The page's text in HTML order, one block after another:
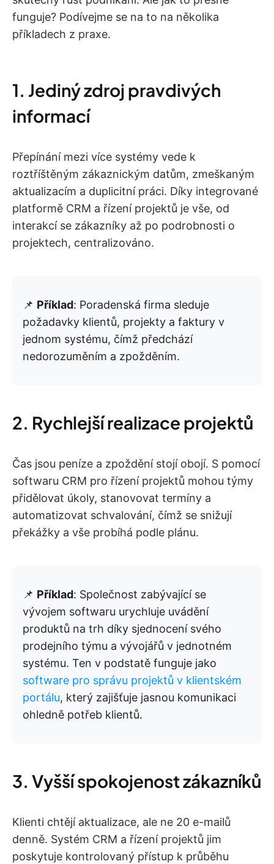
funguje? Podívejme se na to na několika
příkladech z praxe.
1. Jediný zdroj pravdivých
informací
Přepínání mezi více systémy vede k
roztříštěným zákaznickým datům, zmeškaným
aktualizacím a duplicitní práci. Díky integrované
platformě CRM a řízení projektů je vše, od
interakcí se zákazníky až po podrobnosti o
projektech, centralizováno.
📌 Příklad: Poradenská firma sleduje
požadavky klientů, projekty a faktury v
jednom systému, čímž předchází
nedorozuměním a zpožděním.
2. Rychlejší realizace projektů
Čas jsou peníze a zpoždění stojí obojí. S pomocí
softwaru CRM pro řízení projektů mohou týmy
přidělovat úkoly, stanovovat termíny a
automatizovat schvalování, čímž se snižují
překážky a vše probíhá podle plánu.
📌 Příklad: Společnost zabývající se
vývojem softwaru urychluje uvádění
produktů na trh díky sjednocení svého
prodejního týmu a vývojářů v jednotném
systému. Ten v podstatě funguje jako
software pro správu projektů v klientském
portálu, který zajišťuje jasnou komunikaci
ohledně potřeb klientů.
3. Vyšší spokojenost zákazníků
Klienti chtějí aktualizace, ale ne 20 e-mailů
denně. Systém CRM a řízení projektů jim
poskytuje kontrolovaný přístup k průběhu